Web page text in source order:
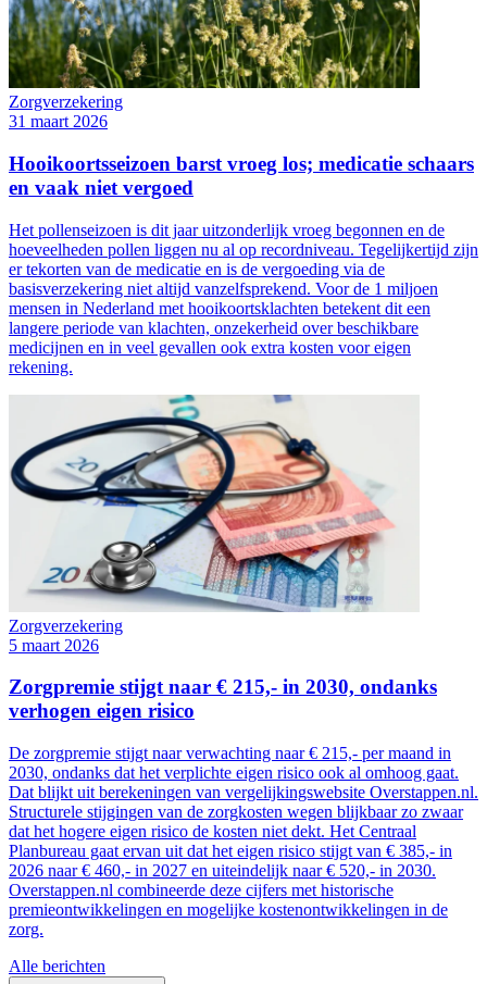
Zorgverzekering
31 maart 2026
Hooikoortsseizoen barst vroeg los; medicatie schaars
en vaak niet vergoed
Het pollenseizoen is dit jaar uitzonderlijk vroeg begonnen en de
hoeveelheden pollen liggen nu al op recordniveau. Tegelijkertijd zijn
er tekorten van de medicatie en is de vergoeding via de
basisverzekering niet altijd vanzelfsprekend. Voor de 1 miljoen
mensen in Nederland met hooikoortsklachten betekent dit een
langere periode van klachten, onzekerheid over beschikbare
medicijnen en in veel gevallen ook extra kosten voor eigen
rekening.
Zorgverzekering
5 maart 2026
Zorgpremie stijgt naar € 215,- in 2030, ondanks
verhogen eigen risico
De zorgpremie stijgt naar verwachting naar € 215,- per maand in
2030, ondanks dat het verplichte eigen risico ook al omhoog gaat.
Dat blijkt uit berekeningen van vergelijkingswebsite Overstappen.nl.
Structurele stijgingen van de zorgkosten wegen blijkbaar zo zwaar
dat het hogere eigen risico de kosten niet dekt. Het Centraal
Planbureau gaat ervan uit dat het eigen risico stijgt van € 385,- in
2026 naar € 460,- in 2027 en uiteindelijk naar € 520,- in 2030.
Overstappen.nl combineerde deze cijfers met historische
premieontwikkelingen en mogelijke kostenontwikkelingen in de
zorg.
Alle berichten